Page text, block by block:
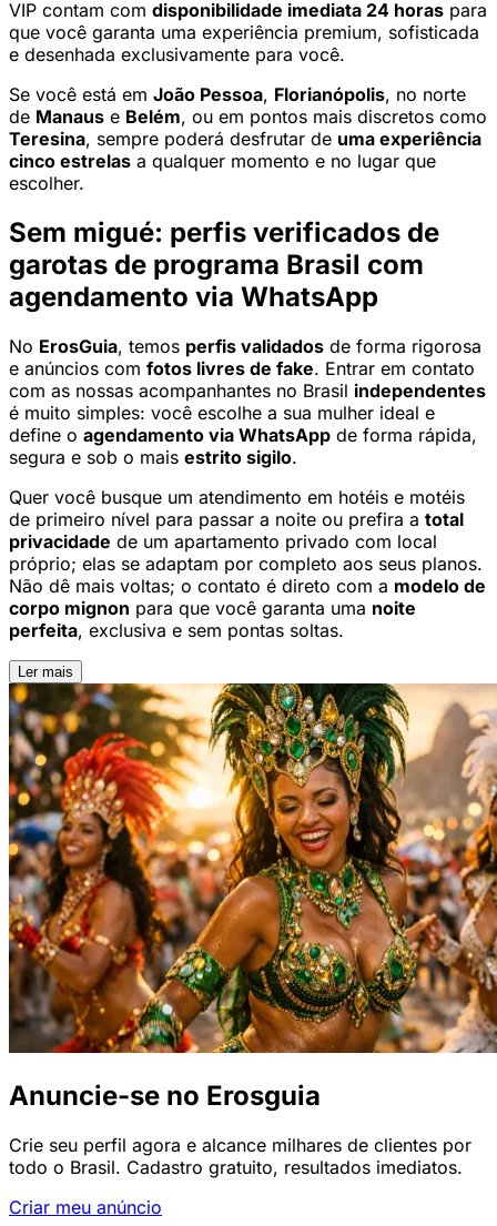
VIP contam com disponibilidade imediata 24 horas para
que você garanta uma experiência premium, sofisticada
e desenhada exclusivamente para você.
Se você está em João Pessoa, Florianópolis, no norte
de Manaus e Belém, ou em pontos mais discretos como
Teresina, sempre poderá desfrutar de uma experiência
cinco estrelas a qualquer momento e no lugar que
escolher.
Sem migué: perfis verificados de
garotas de programa Brasil com
agendamento via WhatsApp
No ErosGuia, temos perfis validados de forma rigorosa
e anúncios com fotos livres de fake. Entrar em contato
com as nossas acompanhantes no Brasil independentes
é muito simples: você escolhe a sua mulher ideal e
define o agendamento via WhatsApp de forma rápida,
segura e sob o mais estrito sigilo.
Quer você busque um atendimento em hotéis e motéis
de primeiro nível para passar a noite ou prefira a total
privacidade de um apartamento privado com local
próprio; elas se adaptam por completo aos seus planos.
Não dê mais voltas; o contato é direto com a modelo de
corpo mignon para que você garanta uma noite
perfeita, exclusiva e sem pontas soltas.
Ler mais
Anuncie-se no Erosguia
Crie seu perfil agora e alcance milhares de clientes por
todo o Brasil. Cadastro gratuito, resultados imediatos.
Criar meu anúncio